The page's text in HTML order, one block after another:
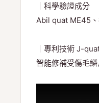
｜科學驗證成分
Abil quat ME45
｜專利技術 J-
智能修補受傷毛